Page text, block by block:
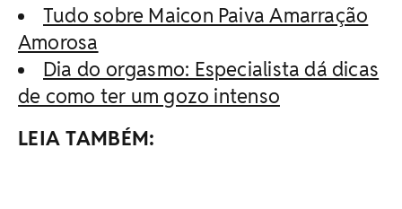
Tudo sobre Maicon Paiva Amarração
Amorosa
Dia do orgasmo: Especialista dá dicas
de como ter um gozo intenso
LEIA TAMBÉM: